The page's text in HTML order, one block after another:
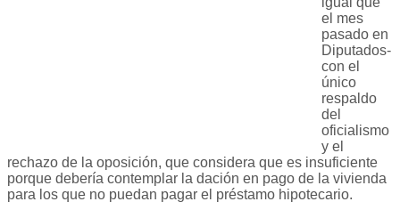
el mes
pasado en
Diputados-
con el
único
respaldo
del
oficialismo
y el
rechazo de la oposición, que considera que es insuficiente
porque debería contemplar la dación en pago de la vivienda
para los que no puedan pagar el préstamo hipotecario.